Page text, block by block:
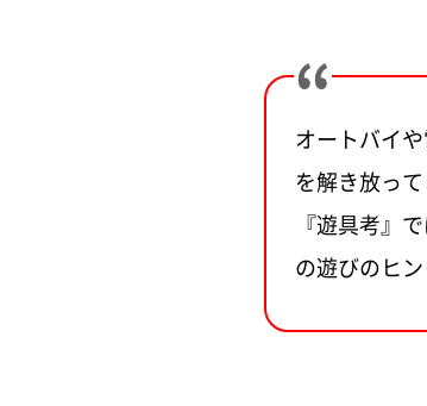
オートバイ
を解き放っ
『遊具考』
の遊びのヒ